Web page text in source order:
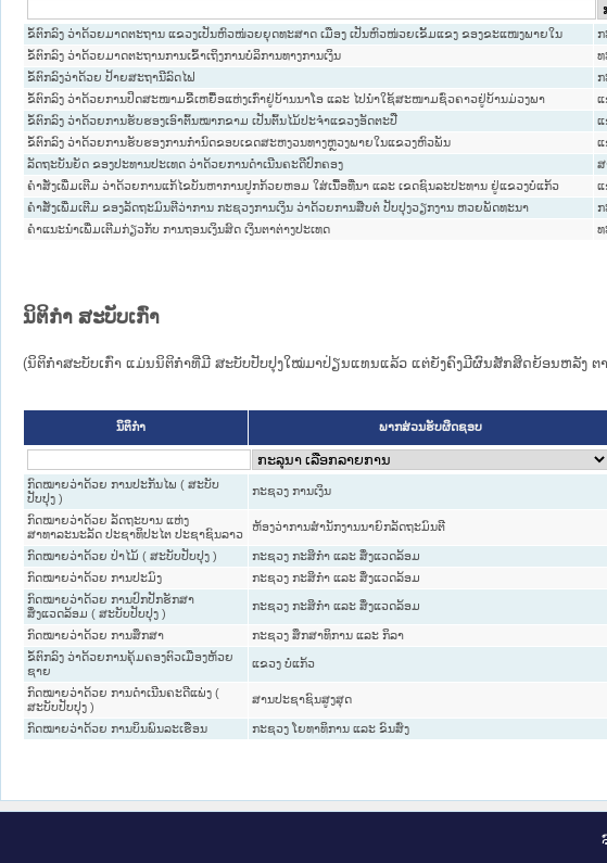
ຂໍ້ຕົກລົງ ວ່າດ້ວຍມາດຕະຖານ ແຂວງເປັນຫົວໜ່ວຍຍຸດທະສາດ ເມືອງ ເປັນຫົວໜ່ວຍເຂັ້ມແຂງ ຂອງຂະແໜງພາຍໃນ ກ
ຂໍ້ຕົກລົງ ວ່າດ້ວຍມາດຕະຖານການເຂົ້າເຖິງການບໍລິການທາງການເງິນ ທ
ຂໍ້ຕົກລົງວ່າດ້ວຍ ປ້າຍສະຖານີລົດໄຟ ກ
ຂໍ້ຕົກລົງ ວ່າດ້ວຍການປິດສະໜາມຂີ້ເຫຍື້ອແຫ່ງເກົ່າຢູ່ບ້ານນາໂອ ແລະ ໄປນຳໃຊ້ສະໜາມຊົ່ວຄາວຢູ່ບ້ານມ່ວງພາ ແ
ຂໍ້ຕົກລົງ ວ່າດ້ວຍການຮັບຮອງເອົາຕົ້ນໝາກຂາມ ເປັນຕົ້ນໄມ້ປະຈຳແຂວງອັດຕະປື ແ
ຂໍ້ຕົກລົງ ວ່າດ້ວຍການຮັບຮອງການກຳນົດຂອບເຂດສະຫງວນທາງຫຼວງພາຍໃນແຂວງຫົວພັນ ແ
ລັດຖະບັນຍັດ ຂອງປະທານປະເທດ ວ່າດ້ວຍການດໍາເນີນຄະດີປົກຄອງ ສ
ຄຳສັ່ງເພີ່ມເຕີມ ວ່າດ້ວຍການແກ້ໄຂບັນຫາການປູກກ້ວຍຫອມ ໃສ່ເນື້ອທີ່ນາ ແລະ ເຂດຊົນລະປະທານ ຢູ່ແຂວງບໍ່ແກ້ວ ແ
ຄຳສັ່ງເພີ່ມເຕີມ ຂອງລັດຖະມົນຕີວ່າການ ກະຊວງການເງິນ ວ່າດ້ວຍການສືບຕໍ່ ປັບປຸງວຽກງານ ຫວຍພັດທະນາ ກ
ຄຳແນະນຳເພີ່ມເຕີມກ່ຽວກັບ ການຖອນເງິນສົດ ເງິນຕາຕ່າງປະເທດ ທ
ນິຕິກໍາ ສະບັບເກົ່າ
(ນິຕິກໍາສະບັບເກົ່າ ແມ່ນນິຕິກໍາທີ່ມີ ສະບັບປັບປຸງໃໝ່ມາປ່ຽນແທນແລ້ວ ແຕ່ຍັງຄົງມີຜົນສັກສິດຍ້ອນຫລັງ ຕ
ນິຕິກໍາ ພາກສ່ວນຮັບຜິດຊອບ
ກົດໝາຍວ່າດ້ວຍ ການປະກັນໄພ ( ສະບັບ
ປັບປຸງ )
ກະຊວງ ການເງິນ
ກົດໝາຍວ່າດ້ວຍ ລັດຖະບານ ແຫ່ງ
ສາທາລະນະລັດ ປະຊາທິປະໄຕ ປະຊາຊົນລາວ
ຫ້ອງວ່າການສຳນັກງານນາຍົກລັດຖະມົນຕີ
ກົດໝາຍວ່າດ້ວຍ ປ່າໄມ້ ( ສະບັບປັບປຸງ ) ກະຊວງ ກະສິກຳ ແລະ ສິ່ງແວດລ້ອມ
ກົດໝາຍວ່າດ້ວຍ ການປະມົງ ກະຊວງ ກະສິກຳ ແລະ ສິ່ງແວດລ້ອມ
ກົດໝາຍວ່າດ້ວຍ ການປົກປັກຮັກສາ
ສິ່ງແວດລ້ອມ ( ສະບັບປັບປຸງ )
ກະຊວງ ກະສິກຳ ແລະ ສິ່ງແວດລ້ອມ
ກົດໝາຍວ່າດ້ວຍ ການສຶກສາ ກະຊວງ ສຶກສາທິການ ແລະ ກິລາ
ຂໍ້ຕົກລົງ ວ່າດ້ວຍການຄຸ້ມຄອງຕົວເມືອງຫ້ວຍ
ຊາຍ
ແຂວງ ບໍ່ແກ້ວ
ກົດໝາຍວ່າດ້ວຍ ການດຳເນີນຄະດີແພ່ງ (
ສະບັບປັບປຸງ )
ສານປະຊາຊົນສູງສຸດ
ກົດໝາຍວ່າດ້ວຍ ການບິນພົນລະເຮືອນ ກະຊວງ ໂຍທາທິການ ແລະ ຂົນສົ່ງ